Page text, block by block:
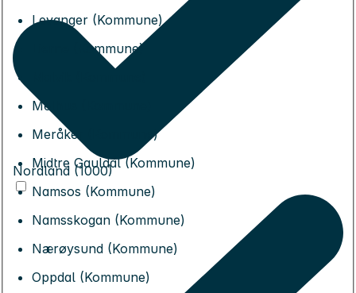
Levanger (Kommune)
Lierne (Kommune)
Melhus (Kommune)
Meråker (Kommune)
Midtre Gauldal (Kommune)
Namsos (Kommune)
Namsskogan (Kommune)
Nærøysund (Kommune)
Oppdal (Kommune)
Nordland (1000)